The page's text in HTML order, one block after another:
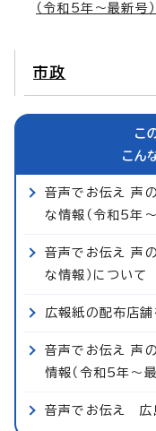
（令和5年～最新号）
市政
こ
こん
音声でお伝え 声
な情報（令和5年～
音声でお伝え 声の
な情報）について
広報紙の配布店
音声でお伝え 声の
情報（令和5年～最
音声でお伝え 広